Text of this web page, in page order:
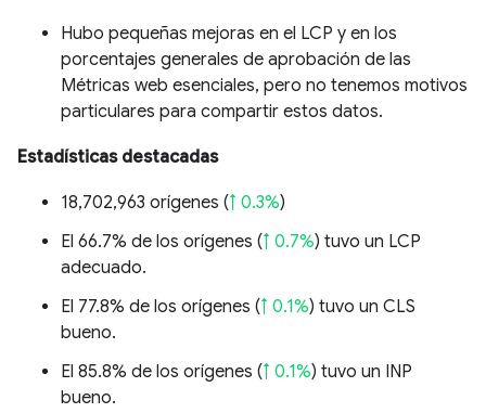
Hubo pequeñas mejoras en el LCP y en los
porcentajes generales de aprobación de las
Métricas web esenciales, pero no tenemos motivos
particulares para compartir estos datos.
Estadísticas destacadas
18,702,963 orígenes (↑ 0.3%)
El 66.7% de los orígenes (↑ 0.7%) tuvo un LCP
adecuado.
El 77.8% de los orígenes (↑ 0.1%) tuvo un CLS
bueno.
El 85.8% de los orígenes (↑ 0.1%) tuvo un INP
bueno.